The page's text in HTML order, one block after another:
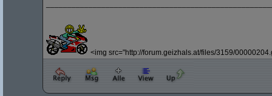
<img src="http://forum.geizhals.at/files/3159/